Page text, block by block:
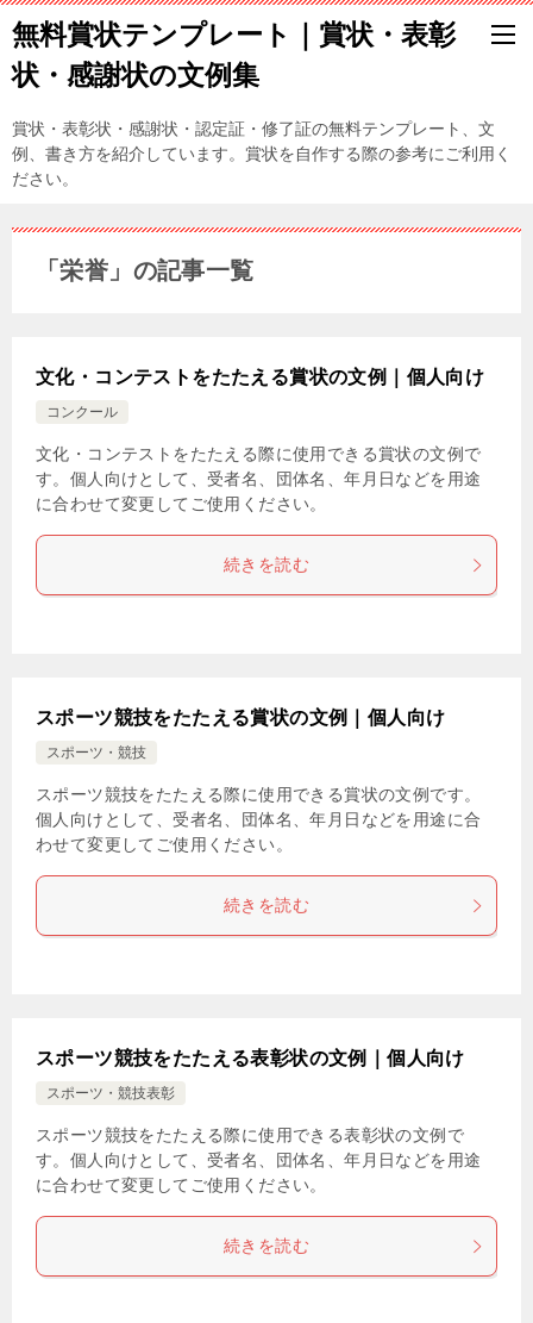
無料賞状テンプレート｜賞状・表彰
状・感謝状の文例集
賞状・表彰状・感謝状・認定証・修了証の無料テンプレート、文
例、書き方を紹介しています。賞状を自作する際の参考にご利用く
ださい。
「栄誉」の記事一覧
文化・コンテストをたたえる賞状の文例｜個人向け
コンクール
文化・コンテストをたたえる際に使用できる賞状の文例で
す。個人向けとして、受者名、団体名、年月日などを用途
に合わせて変更してご使用ください。
続きを読む
スポーツ競技をたたえる賞状の文例｜個人向け
スポーツ・競技
スポーツ競技をたたえる際に使用できる賞状の文例です。
個人向けとして、受者名、団体名、年月日などを用途に合
わせて変更してご使用ください。
続きを読む
スポーツ競技をたたえる表彰状の文例｜個人向け
スポーツ・競技表彰
スポーツ競技をたたえる際に使用できる表彰状の文例で
す。個人向けとして、受者名、団体名、年月日などを用途
に合わせて変更してご使用ください。
続きを読む